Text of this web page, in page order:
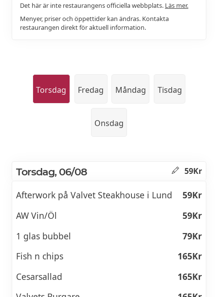
Det här är inte restaurangens officiella webbplats. Läs mer.
Menyer, priser och öppettider kan ändras. Kontakta
restaurangen direkt för aktuell information.
Torsdag Fredag Måndag Tisdag
Onsdag
Torsdag, 06/08 59Kr
Afterwork på Valvet Steakhouse i Lund
59Kr
AW Vin/Öl
59Kr
1 glas bubbel
79Kr
Fish n chips
165Kr
Cesarsallad
165Kr